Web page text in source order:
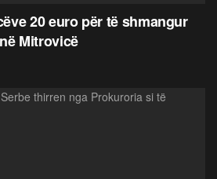
20 euro për të shmangur
Mitrovicë